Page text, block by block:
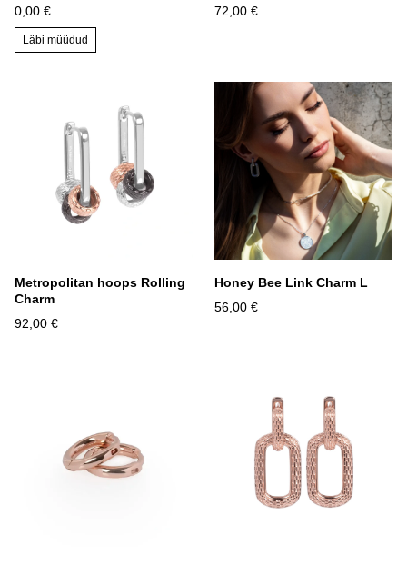
0,00 €
Läbi müüdud
72,00 €
Metropolitan hoops Rolling
Charm
92,00 €
Honey Bee Link Charm L
56,00 €